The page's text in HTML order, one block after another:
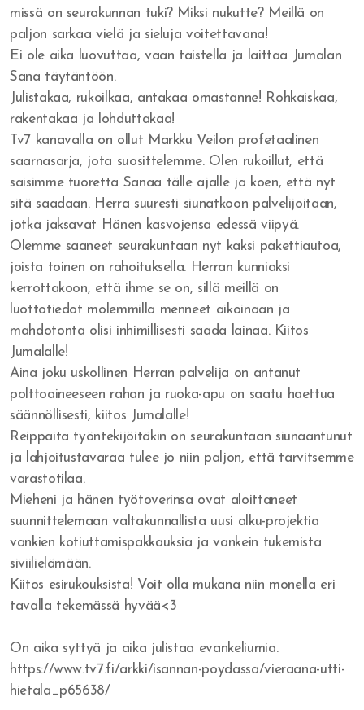
missä on seurakunnan tuki? Miksi nukutte? Meillä on
paljon sarkaa vielä ja sieluja voitettavana!
Ei ole aika luovuttaa, vaan taistella ja laittaa Jumalan
Sana täytäntöön.
Julistakaa, rukoilkaa, antakaa omastanne! Rohkaiskaa,
rakentakaa ja lohduttakaa!
Tv7 kanavalla on ollut Markku Veilon profetaalinen
saarnasarja, jota suosittelemme. Olen rukoillut, että
saisimme tuoretta Sanaa tälle ajalle ja koen, että nyt
sitä saadaan. Herra suuresti siunatkoon palvelijoitaan,
jotka jaksavat Hänen kasvojensa edessä viipyä.
Olemme saaneet seurakuntaan nyt kaksi pakettiautoa,
joista toinen on rahoituksella. Herran kunniaksi
kerrottakoon, että ihme se on, sillä meillä on
luottotiedot molemmilla menneet aikoinaan ja
mahdotonta olisi inhimillisesti saada lainaa. Kiitos
Jumalalle!
Aina joku uskollinen Herran palvelija on antanut
polttoaineeseen rahan ja ruoka-apu on saatu haettua
säännöllisesti, kiitos Jumalalle!
Reippaita työntekijöitäkin on seurakuntaan siunaantunut
ja lahjoitustavaraa tulee jo niin paljon, että tarvitsemme
varastotilaa.
Mieheni ja hänen työtoverinsa ovat aloittaneet
suunnittelemaan valtakunnallista uusi alku-projektia
vankien kotiuttamispakkauksia ja vankein tukemista
siviilielämään.
Kiitos esirukouksista! Voit olla mukana niin monella eri
tavalla tekemässä hyvää<3
On aika syttyä ja aika julistaa evankeliumia.
https://www.tv7.fi/arkki/isannan-poydassa/vieraana-utti-
hietala_p65638/
Israelin jäännös
Vakavasti Herran
Inhimillisyyden ansa
Voitto Hengessä
Olenko Totuudessa?
Uskottomuus
He kaikki nukkuivat
Nöyrtyminen ja kärsimys
Me hukumme rikkauteen - sielut seuraavat
Voimaton usko
Menestysteologian alkujuuri
Kenelle kunnia?
Jaakob Herran palvelijana
Kuninkaan kunnia on vastuullisuus
Laki ja armo
Mooabilainen jäännös
Sydämen palvelu
Rakkauden valinta
Joosua ja Kaaleb sukupolvi